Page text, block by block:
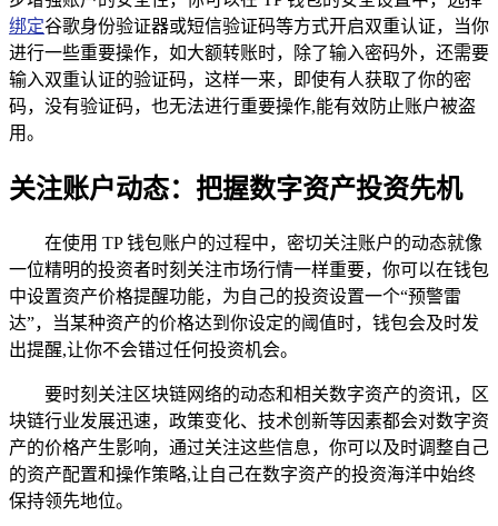
绑定谷歌身份验证器或短信验证码等方式开启双重认证，当你
进行一些重要操作，如大额转账时，除了输入密码外，还需要
输入双重认证的验证码，这样一来，即使有人获取了你的密
码，没有验证码，也无法进行重要操作,能有效防止账户被盗
用。
关注账户动态：把握数字资产投资先机
在使用 TP 钱包账户的过程中，密切关注账户的动态就像
一位精明的投资者时刻关注市场行情一样重要，你可以在钱包
中设置资产价格提醒功能，为自己的投资设置一个“预警雷
达”，当某种资产的价格达到你设定的阈值时，钱包会及时发
出提醒,让你不会错过任何投资机会。
要时刻关注区块链网络的动态和相关数字资产的资讯，区
块链行业发展迅速，政策变化、技术创新等因素都会对数字资
产的价格产生影响，通过关注这些信息，你可以及时调整自己
的资产配置和操作策略,让自己在数字资产的投资海洋中始终
保持领先地位。